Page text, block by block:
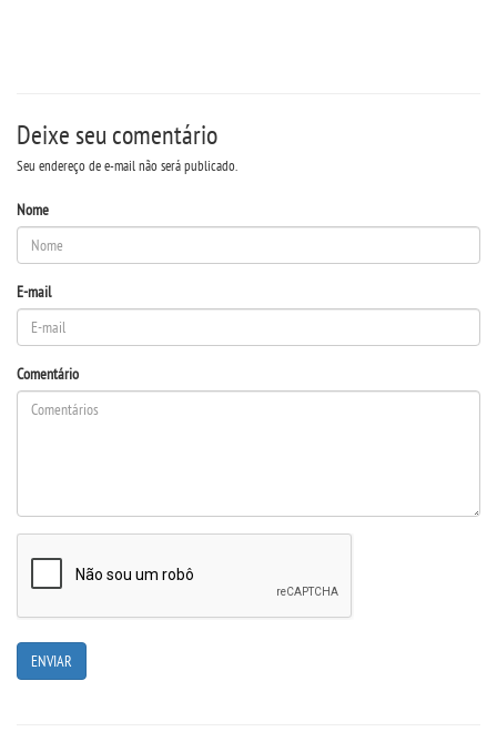
PORTAL DE PROFESSORES/ACADÊMICO
TRABALHE CONOSCO
Deixe seu comentário
Seu endereço de e-mail não será publicado.
Nome
E-mail
Comentário